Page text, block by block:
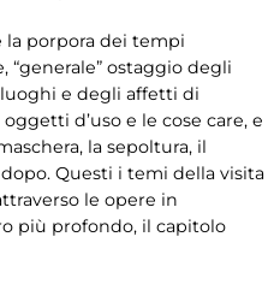
la porpora dei tempi
“generale” ostaggio degli
e degli affetti di
oggetti d’uso e le cose care, e
la sepoltura, il
Questi i temi della visita
le opere in
più profondo, il capitolo